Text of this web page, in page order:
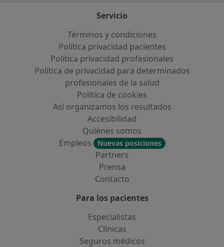
Servicio
Términos y condiciones
Política privacidad pacientes
Política privacidad profesionales
Política de privacidad para determinados
profesionales de la salud
Política de cookies
Así organizamos los resultados
Accesibilidad
Quiénes somos
Empleos
Nuevas posiciones
Partners
Prensa
Contacto
Para los pacientes
Especialistas
Clínicas
Seguros médicos